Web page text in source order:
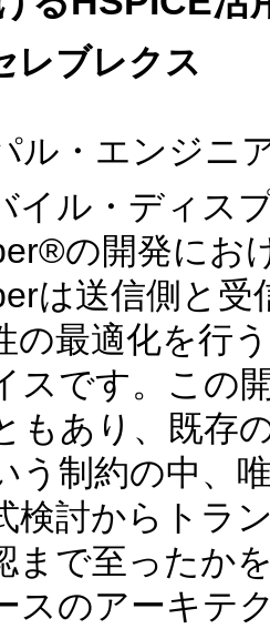
レブレクス
ル・エンジニ
イル・ディス
の開発にお
は送信側と
の最適化を行
スです。この
もあり、既存
う制約の中、
検討からトラ
まで至ったか
スのアーキテ